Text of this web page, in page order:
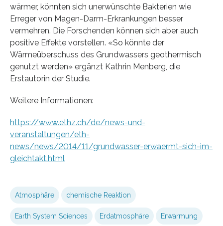
wärmer, könnten sich unerwünschte Bakterien wie
Erreger von Magen-Darm-Erkrankungen besser
vermehren. Die Forschenden können sich aber auch
positive Effekte vorstellen. «So könnte der
Wärmeüberschuss des Grundwassers geothermisch
genutzt werden» ergänzt Kathrin Menberg, die
Erstautorin der Studie.
Weitere Informationen:
https://www.ethz.ch/de/news-und-
veranstaltungen/eth-
news/news/2014/11/grundwasser-erwaermt-sich-im-
gleichtakt.html
Atmosphäre chemische Reaktion
Earth System Sciences Erdatmosphäre Erwärmung